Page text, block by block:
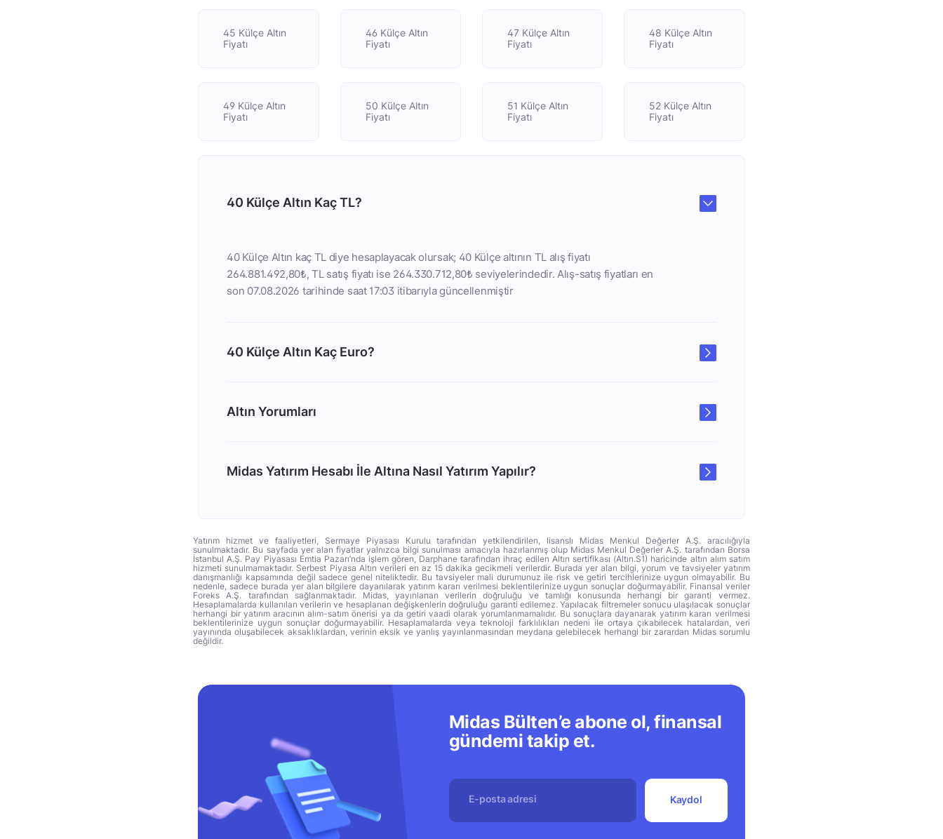
45 Külçe Altın
Fiyatı
46 Külçe Altın
Fiyatı
47 Külçe Altın
Fiyatı
48 Külçe Altın
Fiyatı
49 Külçe Altın
Fiyatı
50 Külçe Altın
Fiyatı
51 Külçe Altın
Fiyatı
52 Külçe Altın
Fiyatı
40 Külçe Altın Kaç TL?
40 Külçe Altın kaç TL diye hesaplayacak olursak; 40 Külçe altının TL alış fiyatı
264.881.492,80₺, TL satış fiyatı ise 264.330.712,80₺ seviyelerindedir. Alış-satış fiyatları en
son 07.08.2026 tarihinde saat 17:03 itibarıyla güncellenmiştir
40 Külçe Altın Kaç Euro?
Altın Yorumları
Midas Yatırım Hesabı İle Altına Nasıl Yatırım Yapılır?
Yatırım hizmet ve faaliyetleri, Sermaye Piyasası Kurulu tarafından yetkilendirilen, lisanslı Midas Menkul Değerler A.Ş. aracılığıyla
sunulmaktadır. Bu sayfada yer alan fiyatlar yalnızca bilgi sunulması amacıyla hazırlanmış olup Midas Menkul Değerler A.Ş. tarafından Borsa
İstanbul A.Ş. Pay Piyasası Emtia Pazarı’nda işlem gören, Darphane tarafından ihraç edilen Altın sertifikası (Altın.S1) haricinde altın alım satım
hizmeti sunulmamaktadır. Serbest Piyasa Altın verileri en az 15 dakika gecikmeli verilerdir. Burada yer alan bilgi, yorum ve tavsiyeler yatırım
danışmanlığı kapsamında değil sadece genel niteliktedir. Bu tavsiyeler mali durumunuz ile risk ve getiri tercihlerinize uygun olmayabilir. Bu
nedenle, sadece burada yer alan bilgilere dayanılarak yatırım kararı verilmesi beklentilerinize uygun sonuçlar doğurmayabilir. Finansal veriler
Foreks A.Ş. tarafından sağlanmaktadır. Midas, yayınlanan verilerin doğruluğu ve tamlığı konusunda herhangi bir garanti vermez.
Hesaplamalarda kullanılan verilerin ve hesaplanan değişkenlerin doğruluğu garanti edilemez. Yapılacak filtremeler sonucu ulaşılacak sonuçlar
herhangi bir yatırım aracının alım-satım önerisi ya da getiri vaadi olarak yorumlanmamalıdır. Bu sonuçlara dayanarak yatırım kararı verilmesi
beklentilerinize uygun sonuçlar doğurmayabilir. Hesaplamalarda veya teknoloji farklılıkları nedeni ile ortaya çıkabilecek hatalardan, veri
yayınında oluşabilecek aksaklıklardan, verinin eksik ve yanlış yayınlanmasından meydana gelebilecek herhangi bir zarardan Midas sorumlu
değildir.
Midas Bülten’e abone ol, finansal
gündemi takip et.
Kaydol